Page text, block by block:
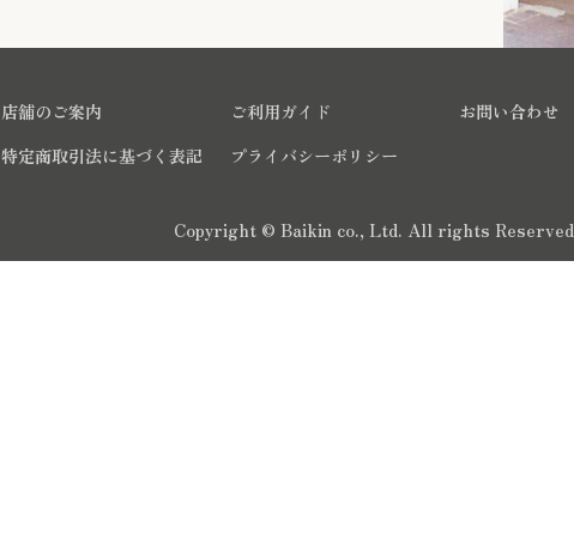
店舗のご案内 ご利用ガイド
お問い合わせ
特定商取引法に基づく表記 プライバシーポリシー
Copyright © Baikin co., Ltd. All rights Reserved